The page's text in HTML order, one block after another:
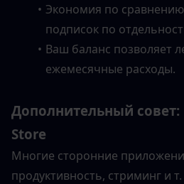
Экономия по
подписок по
Ваш баланс позволяет
ежемесячные расходы.
Дополнительный
Store
Многие сторонние
продуктивность, стриминг и